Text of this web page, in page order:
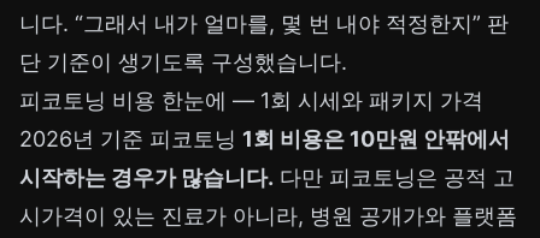
니다. “그래서 내가 얼마를, 몇 번 내야 적정한지” 판
단 기준이 생기도록 구성했습니다.
피코토닝 비용 한눈에 — 1회 시세와 패키지 가격
2026년 기준 피코토닝 1회 비용은 10만원 안팎에서
시작하는 경우가 많습니다. 다만 피코토닝은 공적 고
시가격이 있는 진료가 아니라, 병원 공개가와 플랫폼